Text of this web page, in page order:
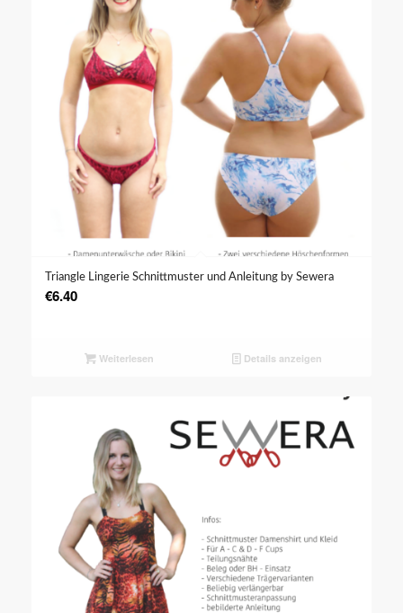
Triangle Lingerie Schnittmuster und Anleitung by Sewera
€6.40
Weiterlesen Details anzeigen